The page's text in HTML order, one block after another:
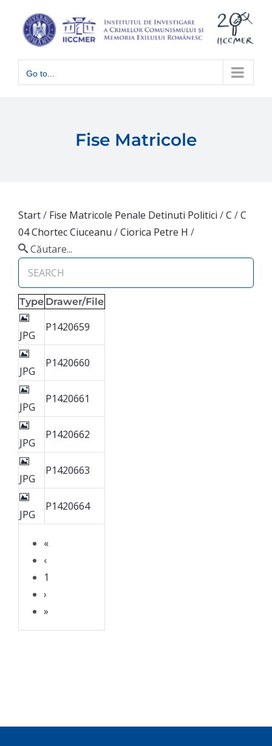
content
Go to...
Fise Matricole
Start/ Fise Matricole Penale Detinuti Politici /C /C
04 Chortec Ciuceanu /Ciorica Petre H /
Căutare...
Type Drawer/File
«
‹
1
›
»
JPG
P1420659
JPG
P1420660
JPG
P1420661
JPG
P1420662
JPG
P1420663
JPG
P1420664